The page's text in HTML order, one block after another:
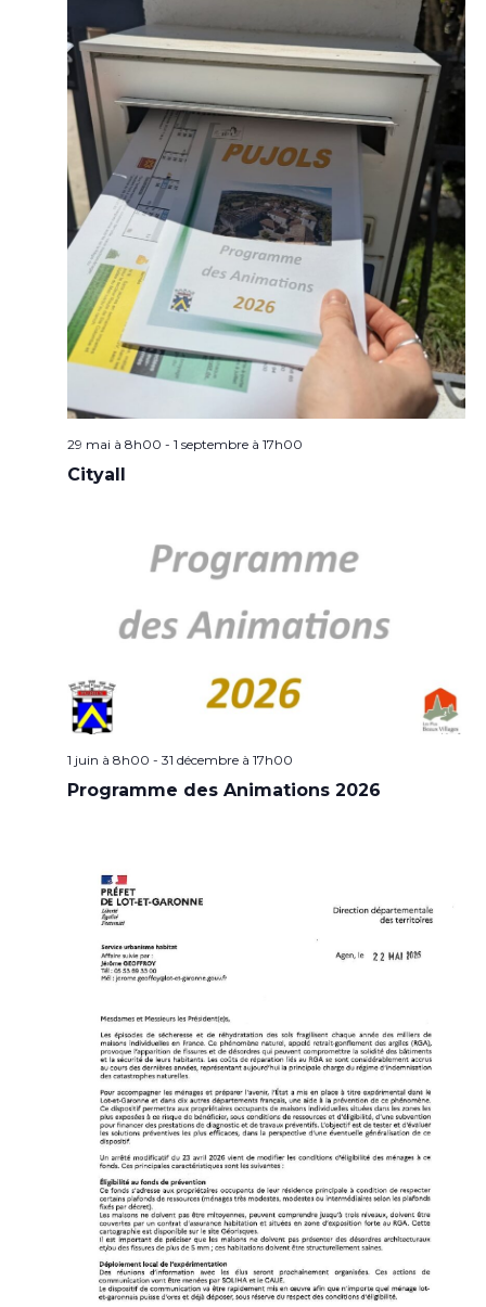
29 mai à 8h00 - 1 septembre à 17h00
Cityall
1 juin à 8h00 - 31 décembre à 17h00
Programme des Animations 2026